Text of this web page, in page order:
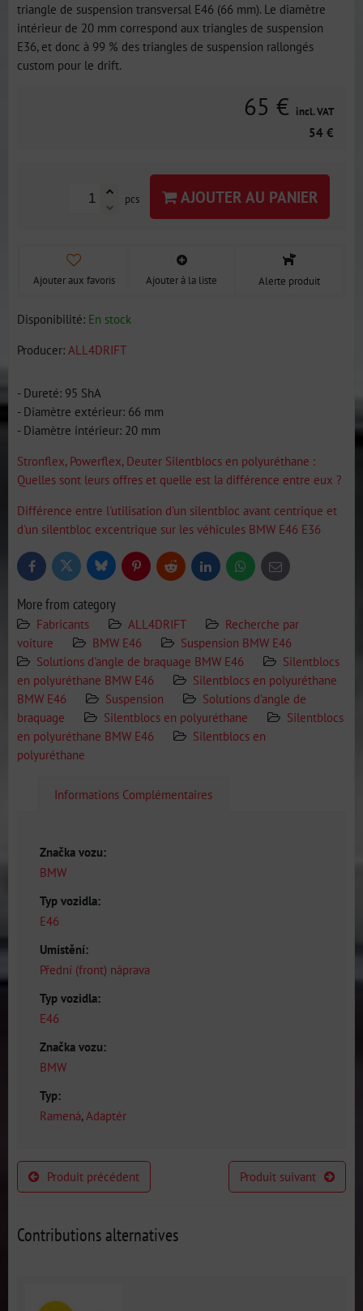
triangle de suspension transversal E46 (66 mm). Le diamètre
intérieur de 20 mm correspond aux triangles de suspension
E36, et donc à 99 % des triangles de suspension rallongés
custom pour le drift.
65 € incl. VAT
54 €
pcs AJOUTER AU PANIER
Ajouter aux favoris Ajouter à la liste Alerte produit
Disponibilité: En stock
Producer: ALL4DRIFT
- Dureté: 95 ShA
- Diamètre extérieur: 66 mm
- Diamètre intérieur: 20 mm
Stronflex, Powerflex, Deuter Silentblocs en polyuréthane :
Quelles sont leurs offres et quelle est la différence entre eux ?
Différence entre l'utilisation d'un silentbloc avant centrique et
d'un silentbloc excentrique sur les véhicules BMW E46 E36
FacebookTwitter BlueskyPinterestReddit LinkedInWhatsApp
E-
mail
More from category
Fabricants ALL4DRIFT
Recherche par
voiture
BMW E46
Suspension BMW E46
Solutions d'angle de braquage BMW E46
Silentblocs
en polyuréthane BMW E46
Silentblocs en polyuréthane
BMW E46
Suspension
Solutions d'angle de
braquage
Silentblocs en polyuréthane
Silentblocs
en polyuréthane BMW E46
Silentblocs en
polyuréthane
Informations Complémentaires
Značka vozu:
BMW
Typ vozidla:
E46
Umístění:
Přední (front) náprava
Typ vozidla:
E46
Značka vozu:
BMW
Typ:
Ramená,Adaptér
Produit précédent Produit suivant
Contributions alternatives